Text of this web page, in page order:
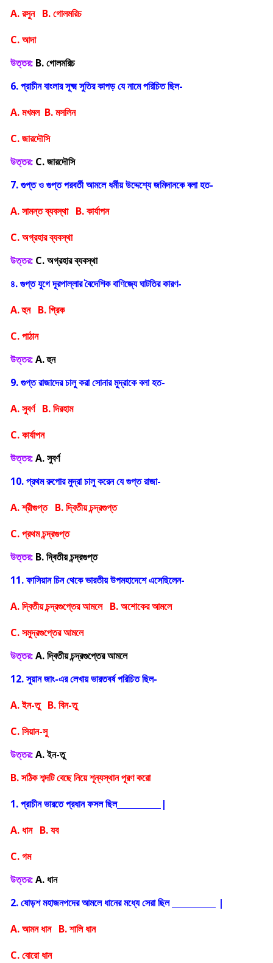
A. রসুন B. গোলমরিচ
C. আদা
উত্তর: B. গোলমরিচ
6. প্রাচীন বাংলার সূক্ষ্ম সুতির কাপড় যে নামে পরিচিত ছিল-
A. মখমল B. মসলিন
C. জারদৌসি
উত্তর: C. জারদৌসি
7. গুপ্ত ও গুপ্ত পরবর্তী আমলে ধর্মীয় উদ্দেশ্যে জমিদানকে বলা হত-
A. সামন্ত ব্যবস্থা B. কার্যাপন
C. অগ্রহার ব্যবস্থা
উত্তর: C. অগ্রহার ব্যবস্থা
৪. গুপ্ত যুগে দূরপাল্লার বৈদেশিক বাণিজ্যে ঘাটতির কারণ-
A. হুন B. গ্রিক
C. পাঠান
উত্তর:A. হুন
9. গুপ্ত রাজাদের চালু করা সোনার মুদ্রাকে বলা হত-
A. সুবর্ণ B. দিরহাম
C. কার্যাপন
উত্তর:A. সুবর্ণ
10. প্রথম রুপোর মুদ্রা চালু করেন যে গুপ্ত রাজা-
A. শ্রীগুপ্ত B. দ্বিতীয় চন্দ্রগুপ্ত
C. প্রথম চন্দ্রগুপ্ত
উত্তর: B. দ্বিতীয় চন্দ্রগুপ্ত
11. ফাসিয়ান চিন থেকে ভারতীয় উপমহাদেশে এসেছিলেন-
A. দ্বিতীয় চন্দ্রগুপ্তের আমলে B. অশোকের আমলে
C. সমুদ্রগুপ্তের আমলে
উত্তর:A. দ্বিতীয় চন্দ্রগুপ্তের আমলে
12. সুয়ান জাং-এর লেখায় ভারতবর্ষ পরিচিত ছিল-
A. ইন-তু B. বিন-তু
C. সিয়ান-সু
উত্তর:A. ইন-তু
B. সঠিক শব্দটি বেছে নিয়ে শূন্যস্থান পূরণ করো
1. প্রাচীন ভারতে প্রধান ফসল ছিল
|
A. ধান B. যব
C. গম
উত্তর:A. ধান
2. ষোড়শ মহাজনপদের আমলে ধানের মধ্যে সেরা ছিল
|
A. আমন ধান B. শালি ধান
C. বোরো ধান